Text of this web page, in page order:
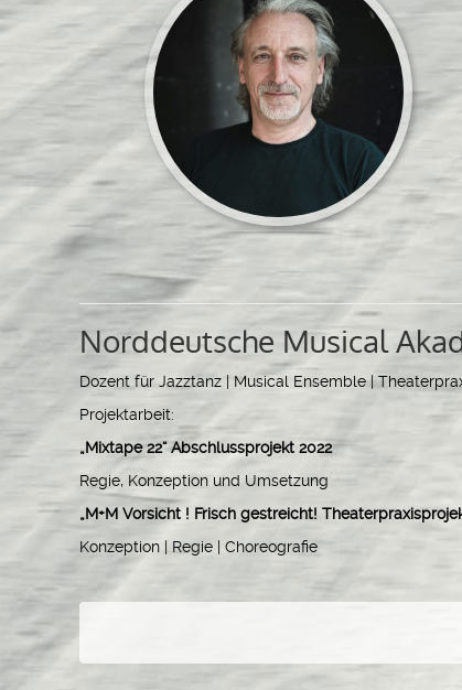
Norddeutsche Musical
Dozent für Jazztanz | Musical Ensemble |
Projektarbeit:
„Mixtape 22“ Abschlussprojekt 2022
Regie, Konzeption und Umsetzung
„M+M Vorsicht ! Frisch gestreicht!
Konzeption | Regie | Choreografie